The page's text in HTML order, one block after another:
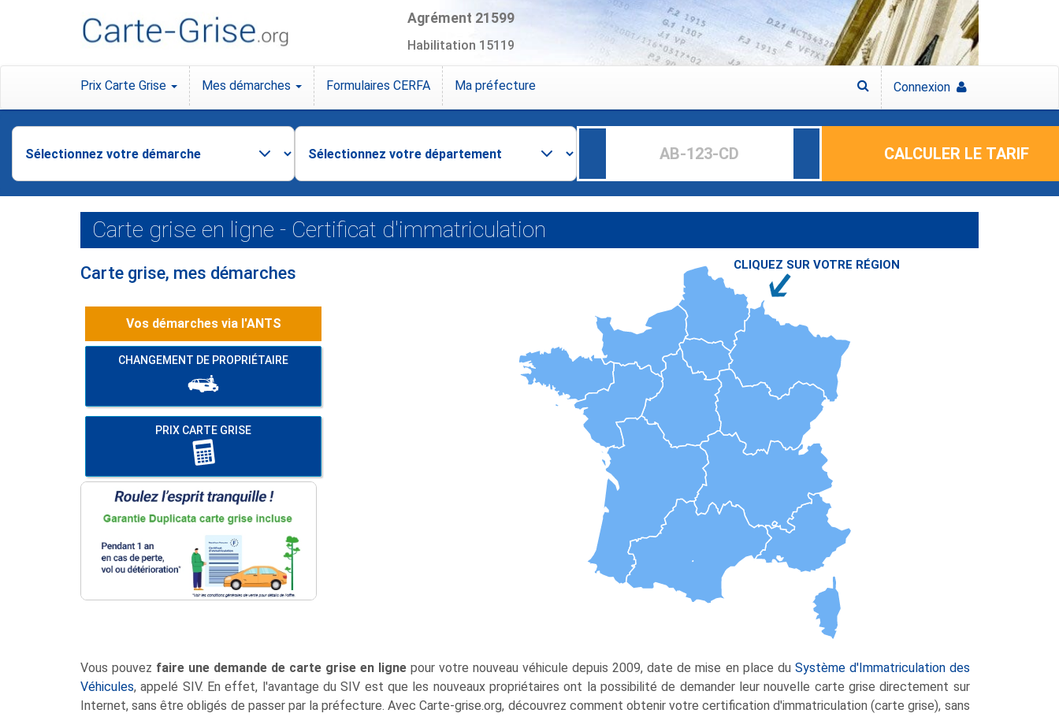
Agrément 21599
Habilitation 15119
Prix Carte Grise Mes démarches Formulaires CERFA Ma préfecture Connexion
CALCULER LE TARIF
Carte grise en ligne - Certificat d'immatriculation
Carte grise, mes démarches
Vos démarches vial'ANTS
CHANGEMENT DE PROPRIÉTAIRE
PRIX CARTE GRISE
CLIQUEZ SUR VOTRE RÉGION
Vous pouvez faire une demande de carte grise en ligne pour votre nouveau véhicule depuis 2009, date de mise en place du Système d'Immatriculation des
Véhicules, appelé SIV. En effet, l'avantage du SIV est que les nouveaux propriétaires ont la possibilité de demander leur nouvelle carte grise directement sur
Internet, sans être obligés de passer par la préfecture. Avec Carte-grise.org, découvrez comment obtenir votre certification d'immatriculation (carte grise), sans